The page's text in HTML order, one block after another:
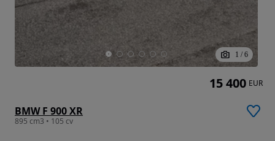
1 / 6
BMW F 900 XR
895 cm3 • 105 cv
15 400 EUR